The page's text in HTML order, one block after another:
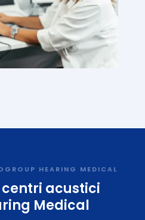
HEARING MEDICAL
acustici
Medical